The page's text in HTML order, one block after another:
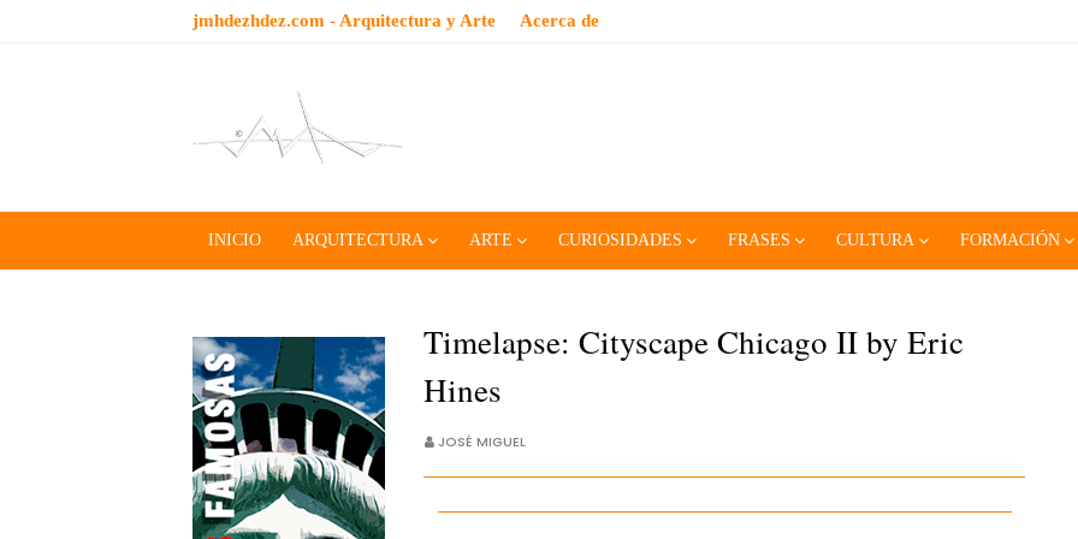
jmhdezhdez.com - Arquitectura y Arte Acerca de
INICIO ARQUITECTURA ARTE CURIOSIDADES FRASES CULTURA FORMACIÓN
Timelapse: Cityscape Chicago II by Eric
Hines
JOSÉ MIGUEL